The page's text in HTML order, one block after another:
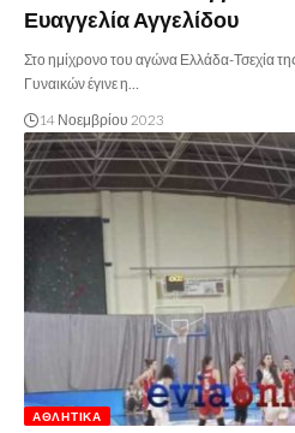
Ευαγγελία Αγγελίδου
Στο ημίχρονο του αγώνα Ελλάδα-Τσεχία
Γυναικών έγινε η…
14 Νοεμβρίου 2023
ΑΘΛΗΤΙΚΆ